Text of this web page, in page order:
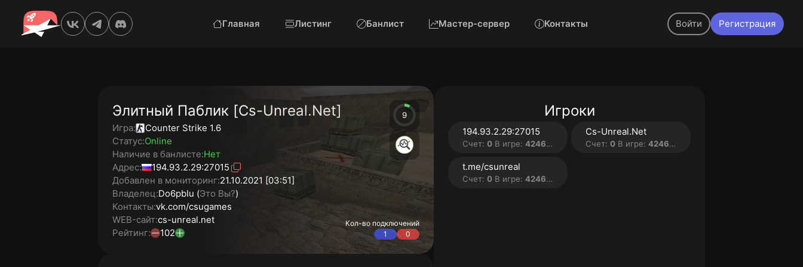
Главная Листинг Банлист Мастер-сервер Контакты Войти Регистрация
Элитный Паблик [Cs-Unreal.Net]
Игра:
Counter Strike 1.6
Статус:Online
Наличие в банлисте:Нет
Адрес:
194.93.2.29:27015
Добавлен в мониторинг:21.10.2021 [03:51]
Владелец:Do6pbIu (Это Вы?)
Контакты:vk.com/csugames
WEB-сайт:cs-unreal.net
Рейтинг:
102
9
Кол-во подключений
1
0
Игроки
194.93.2.29:27015
Счет: 0 В игре: 4246 мин.
Cs-Unreal.Net
Счет: 0 В игре: 4246 мин.
t.me/csunreal
Счет: 0 В игре: 4246 мин.